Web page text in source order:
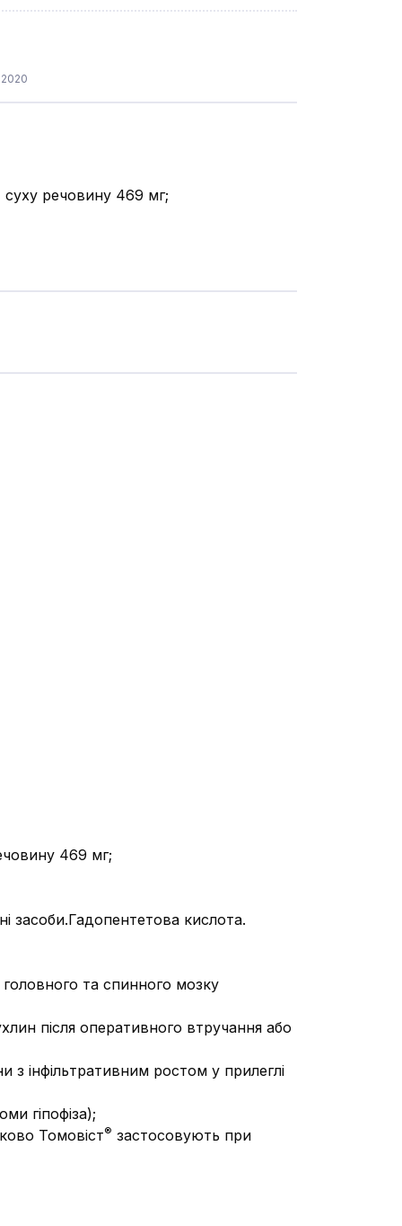
суху речовину 469 мг;
469 мг;
засоби.Гадопентетова кислота.
та спинного мозку
після оперативного втручання або
з інфільтративним ростом у прилеглі
гіпофіза);
Томовіст® застосовують при